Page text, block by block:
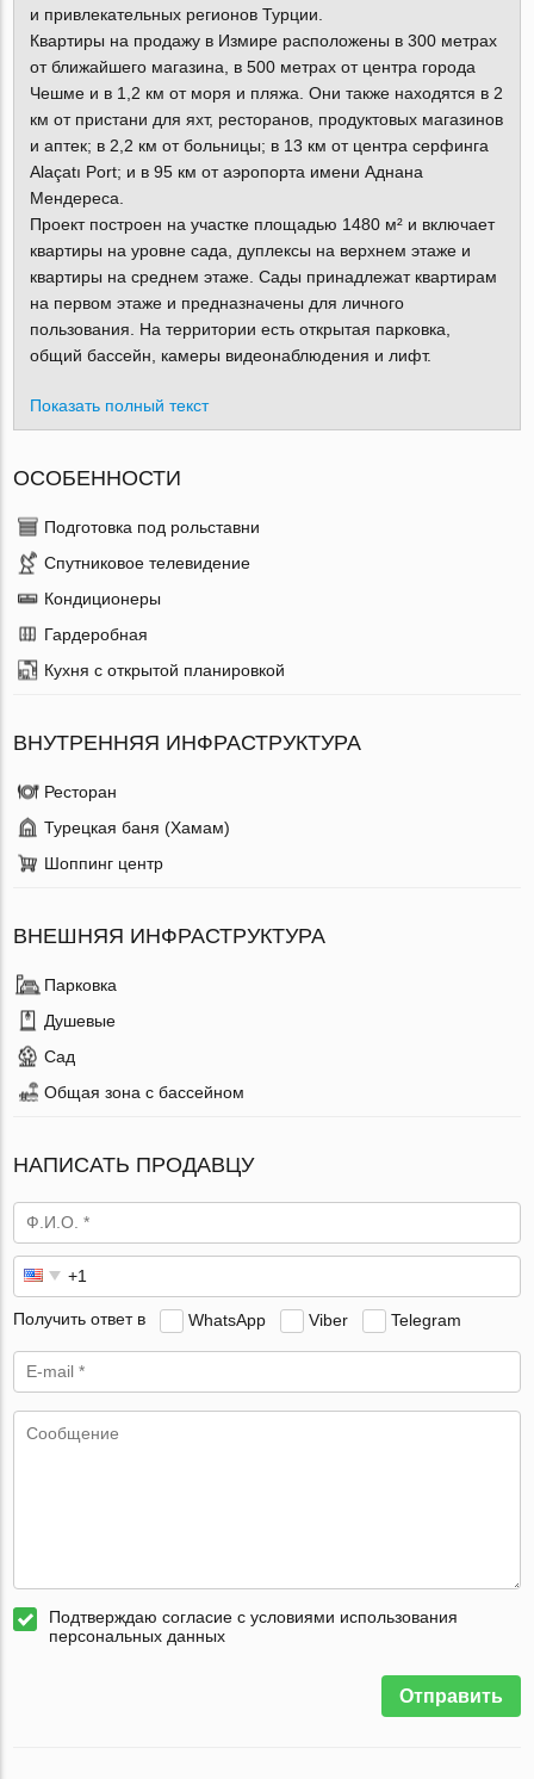
и привлекательных регионов Турции.
Квартиры на продажу в Измире расположены в 300 метрах
от ближайшего магазина, в 500 метрах от центра города
Чешме и в 1,2 км от моря и пляжа. Они также находятся в 2
км от пристани для яхт, ресторанов, продуктовых магазинов
и аптек; в 2,2 км от больницы; в 13 км от центра серфинга
Alaçatı Port; и в 95 км от аэропорта имени Аднана
Мендереса.
Проект построен на участке площадью 1480 м² и включает
квартиры на уровне сада, дуплексы на верхнем этаже и
квартиры на среднем этаже. Сады принадлежат квартирам
на первом этаже и предназначены для личного
пользования. На территории есть открытая парковка,
общий бассейн, камеры видеонаблюдения и лифт.
Показать полный текст
ОСОБЕННОСТИ
Подготовка под рольставни
Спутниковое телевидение
Кондиционеры
Гардеробная
Кухня с открытой планировкой
ВНУТРЕННЯЯ ИНФРАСТРУКТУРА
Ресторан
Турецкая баня (Хамам)
Шоппинг центр
ВНЕШНЯЯ ИНФРАСТРУКТУРА
Парковка
Душевые
Сад
Общая зона с бассейном
НАПИСАТЬ ПРОДАВЦУ
Получить ответ в WhatsApp Viber Telegram
Подтверждаю согласие с условиями использования
персональных данных
Отправить